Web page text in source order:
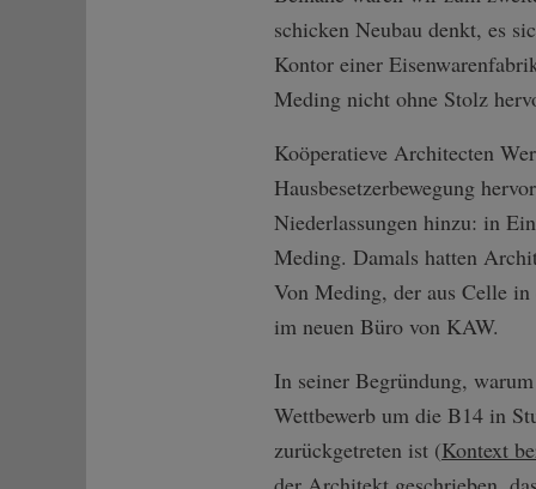
schicken Neubau denkt, es
Kontor einer
Meding nicht ohne Stolz
Koöperatieve Architecten
Hausbesetzerbewegung
Niederlassungen hinzu: in
Meding. Damals hatten
Von Meding, der aus Celle
im neuen Büro von KAW.
In seiner Begründung,
Wettbewerb um die B14 in
zurückgetreten ist (Kontext